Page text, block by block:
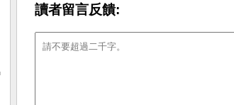
讀者留言反饋: